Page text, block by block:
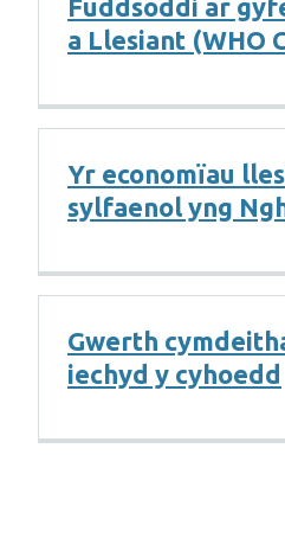
Fuddsoddi ar
a Llesiant (WHO
Yr economïau
sylfaenol yng
Gwerth
iechyd y cyhoedd